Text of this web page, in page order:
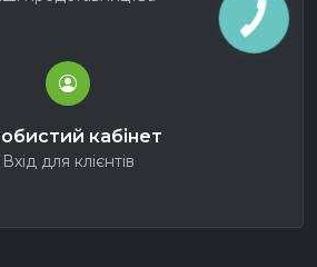
кабінет
Вхід для клієнтів